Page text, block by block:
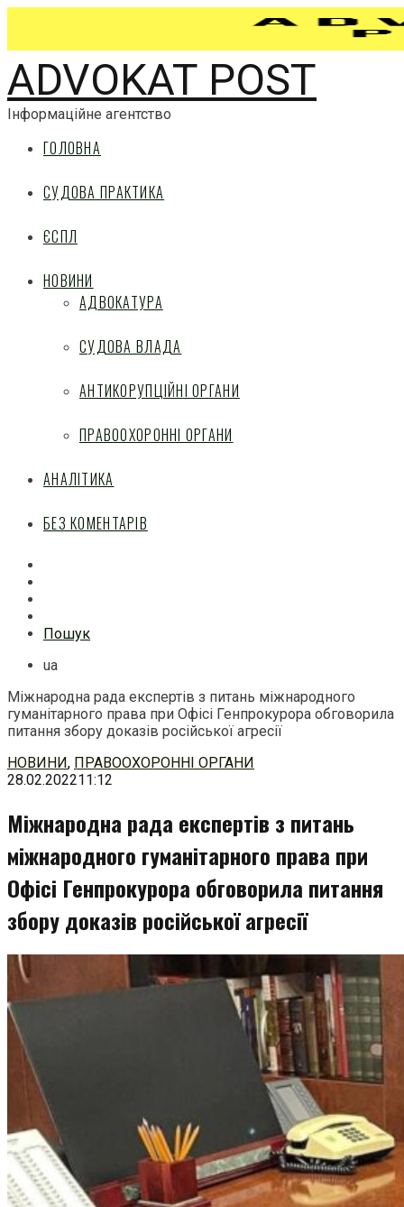
ADVOKAT POST
Інформаційне агентство
ГОЛОВНА
СУДОВА ПРАКТИКА
ЄСПЛ
НОВИНИ
АДВОКАТУРА
СУДОВА ВЛАДА
АНТИКОРУПЦІЙНІ ОРГАНИ
ПРАВООХОРОННІ ОРГАНИ
АНАЛІТИКА
БЕЗ КОМЕНТАРІВ
Пошук
ua
Міжнародна рада експертів з питань міжнародного
гуманітарного права при Офісі Генпрокурора обговорила
питання збору доказів російської агресії
Перейти
до
НОВИНИ, ПРАВООХОРОННІ ОРГАНИ
28.02.202211:12
Міжнародна рада експертів з питань
міжнародного гуманітарного права при
Офісі Генпрокурора обговорила питання
збору доказів російської агресії